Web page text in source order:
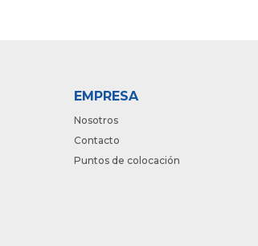
EMPRESA
Nosotros
Contacto
Puntos de colocación